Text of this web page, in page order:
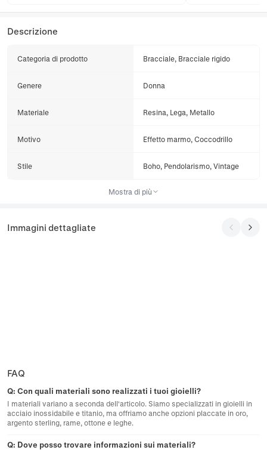
Descrizione
Categoria di prodotto Bracciale, Bracciale rigido
Genere Donna
Materiale Resina, Lega, Metallo
Motivo Effetto marmo, Coccodrillo
Stile Boho, Pendolarismo, Vintage
Mostra di più
Immagini dettagliate
FAQ
Q: Con quali materiali sono realizzati i tuoi gioielli?
I materiali variano a seconda dell'articolo. Siamo specializzati in gioielli in
acciaio inossidabile e titanio, ma offriamo anche opzioni placcate in oro,
argento sterling, rame, ottone e leghe.
Q: Dove posso trovare informazioni sui materiali?